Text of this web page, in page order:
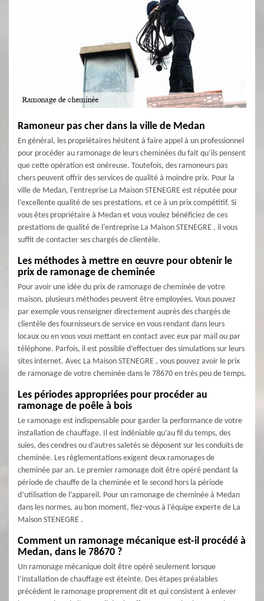
Ramoneur pas cher dans la ville de Medan
En général, les propriétaires hésitent à faire appel à un professionnel
pour procéder au ramonage de leurs cheminées du fait qu’ils pensent
que cette opération est onéreuse. Toutefois, des ramoneurs pas
chers peuvent offrir des services de qualité à moindre prix. Pour la
ville de Medan, l’entreprise La Maison STENEGRE est réputée pour
l’excellente qualité de ses prestations, et ce à un prix compétitif. Si
vous êtes propriétaire à Medan et vous voulez bénéficiez de ces
prestations de qualité de l’entreprise La Maison STENEGRE , il vous
suffit de contacter ses chargés de clientèle.
Les méthodes à mettre en œuvre pour obtenir le
prix de ramonage de cheminée
Pour avoir une idée du prix de ramonage de cheminée de votre
maison, plusieurs méthodes peuvent être employées. Vous pouvez
par exemple vous renseigner directement auprès des chargés de
clientèle des fournisseurs de service en vous rendant dans leurs
locaux ou en vous vous mettant en contact avec eux par mail ou par
téléphone. Parfois, il est possible d’effectuer des simulations sur leurs
sites internet. Avec La Maison STENEGRE , vous pouvez avoir le prix
de ramonage de votre cheminée dans le 78670 en très peu de temps.
Les périodes appropriées pour procéder au
ramonage de poêle à bois
Le ramonage est indispensable pour garder la performance de votre
installation de chauffage. Il est indéniable qu’au fil du temps, des
suies, des cendres ou d’autres saletés se déposent sur les conduits de
cheminée. Les règlementations exigent deux ramonages de
cheminée par an. Le premier ramonage doit être opéré pendant la
période de chauffe de la cheminée et le second hors la période
d’utilisation de l’appareil. Pour un ramonage de cheminée à Medan
dans les normes, au bon moment, fiez-vous à l’équipe experte de La
Maison STENEGRE .
Comment un ramonage mécanique est-il procédé à
Medan, dans le 78670 ?
Un ramonage mécanique doit être opéré seulement lorsque
l’installation de chauffage est éteinte. Des étapes préalables
précèdent le ramonage proprement dit et qui consistent à enlever